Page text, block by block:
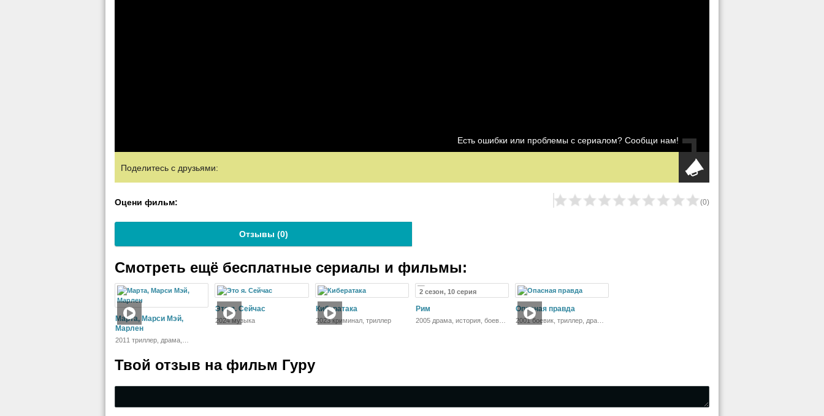
Есть ошибки или проблемы с сериалом? Сообщи нам!
Поделитесь с друзьями:
Оцени фильм: (0)
Отзывы (0)
Смотреть ещё бесплатные сериалы и фильмы:
Марта, Марси Мэй,
Марлен
2011 триллер, драма,
Это я. Сейчас
2024 музыка
Кибератака
2023 криминал, триллер
2 сезон, 10 серия
Рим
2005 драма, история, боевик,
Опасная правда
2001 боевик, триллер, драма,
Твой отзыв на фильм Гуру